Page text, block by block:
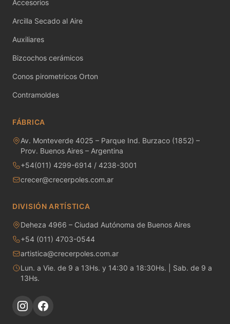
MAYCO MAGIC METALLICS
MAYCO POTTERY CASCADES
MAYCO RAKU GLAZES
MAYCO RAPID ROLL
MAYCO SNOW GEMS
MAYCO SPECIALTY GLAZES
MAYCO STROKE & COAT
Metales preciosos y luestres
Moldes de yeso
Accesorios
Arcilla Secado al Aire
Auxiliares
Bizcochos cerámicos
Conos pirometricos Orton
Contramoldes
FÁBRICA
Av. Monteverde 4025 – Parque Ind. Burzaco (1852) –
Prov. Buenos Aires – Argentina
+54(011) 4299-6914 / 4238-3001
crecer@crecerpoles.com.ar
DIVISIÓN ARTÍSTICA
Deheza 4966 – Ciudad Autónoma de Buenos Aires
+54 (011) 4703-0544
artistica@crecerpoles.com.ar
Lun. a Vie. de 9 a 13Hs. y 14:30 a 18:30Hs. | Sab. de 9 a
13Hs.